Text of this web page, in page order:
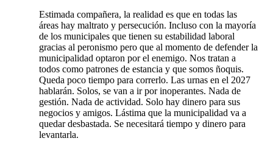
Estimada compañera, la realidad es que en todas las
áreas hay maltrato y persecución. Incluso con la mayoría
de los municipales que tienen su estabilidad laboral
gracias al peronismo pero que al momento de defender la
municipalidad optaron por el enemigo. Nos tratan a
todos como patrones de estancia y que somos ñoquis.
Queda poco tiempo para correrlo. Las urnas en el 2027
hablarán. Solos, se van a ir por inoperantes. Nada de
gestión. Nada de actividad. Solo hay dinero para sus
negocios y amigos. Lástima que la municipalidad va a
quedar desbastada. Se necesitará tiempo y dinero para
levantarla.